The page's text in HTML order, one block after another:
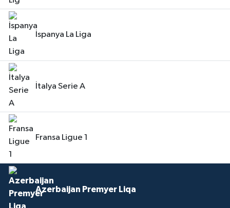
İspanya La Liga
İtalya Serie A
Fransa Ligue 1
Azerbaijan Premyer Liqa